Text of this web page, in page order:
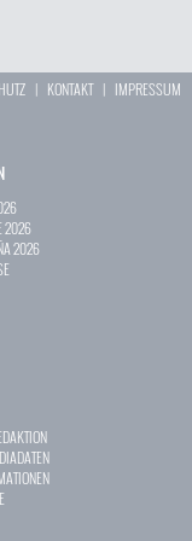
| KONTAKT| IMPRESSUM
2026
2026